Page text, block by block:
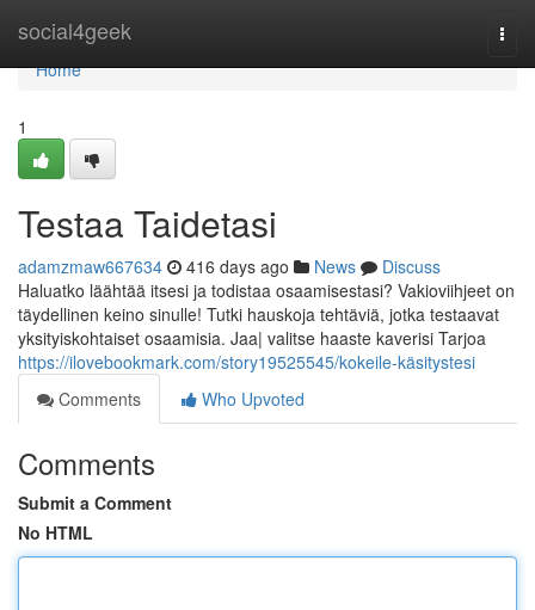
social4geek
Home
Home
1
Testaa Taidetasi
adamzmaw667634 416 days ago News
Discuss
Haluatko läähtää itsesi ja todistaa osaamisestasi? Vakioviihjeet on
täydellinen keino sinulle! Tutki hauskoja tehtäviä, jotka testaavat
yksityiskohtaiset osaamisia. Jaa| valitse haaste kaverisi Tarjoa
https://ilovebookmark.com/story19525545/kokeile-käsitystesi
Comments
Who Upvoted
Comments
Submit a Comment
No HTML